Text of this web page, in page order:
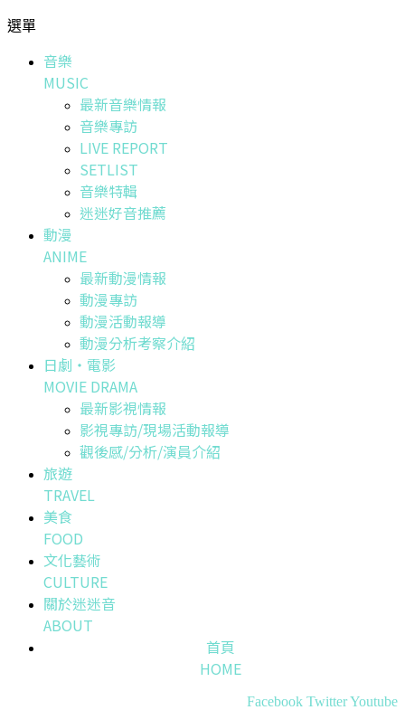
選單
音樂
MUSIC
最新音樂情報
音樂專訪
LIVE REPORT
SETLIST
音樂特輯
迷迷好音推薦
動漫
ANIME
最新動漫情報
動漫專訪
動漫活動報導
動漫分析考察介紹
日劇・電影
MOVIE DRAMA
最新影視情報
影視專訪/現場活動報導
觀後感/分析/演員介紹
旅遊
TRAVEL
美食
FOOD
文化藝術
CULTURE
關於迷迷音
ABOUT
首頁
HOME
Facebook TwitterYoutube